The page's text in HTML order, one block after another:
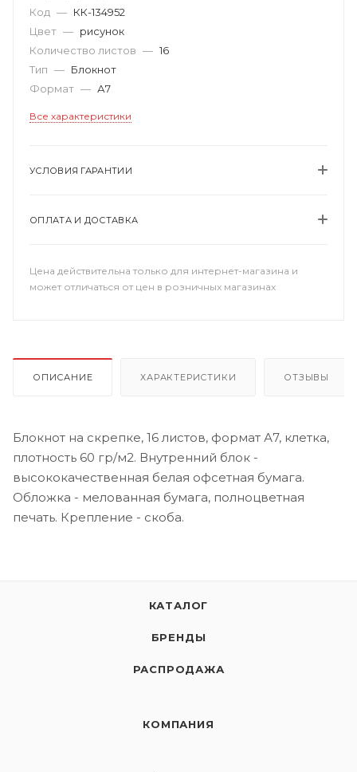
Код — КК-134952
Цвет — рисунок
Количество листов — 16
Тип — Блокнот
Формат — А7
Все характеристики
УСЛОВИЯ ГАРАНТИИ
ОПЛАТА И ДОСТАВКА
Цена действительна только для интернет-магазина и
может отличаться от цен в розничных магазинах
ОПИСАНИЕ ХАРАКТЕРИСТИКИ ОТЗЫВЫ
Блокнот на скрепке, 16 листов, формат А7, клетка,
плотность 60 гр/м2. Внутренний блок -
высококачественная белая офсетная бумага.
Обложка - мелованная бумага, полноцветная
печать. Крепление - скоба.
КАТАЛОГ
БРЕНДЫ
РАСПРОДАЖА
КОМПАНИЯ